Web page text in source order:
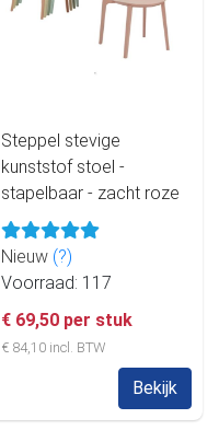
Steppel stevige
kunststof stoel -
stapelbaar - zacht roze
Nieuw (?)
Voorraad: 117
€ 69,50 per stuk
€ 84,10 incl. BTW
Bekijk